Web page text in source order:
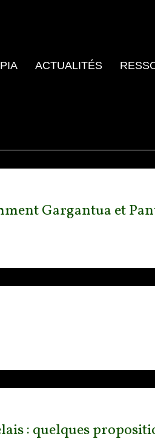
ACTUALITÉS
Gargantua et
: quelques